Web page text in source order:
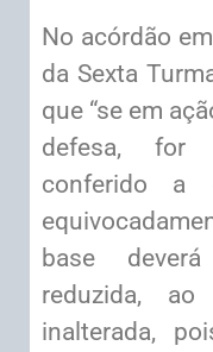
No acórdão
da Sexta
que “se em
defesa, for
conferido a
base
reduzida,
inalterada,